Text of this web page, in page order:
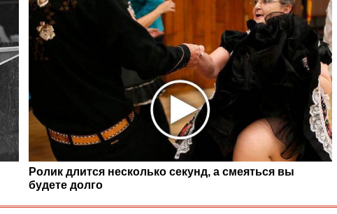
Ролик длится несколько секунд, а смеяться вы
будете долго